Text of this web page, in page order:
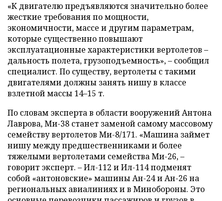
«К двигателю предъявляются значительно более
жесткие требования по мощности,
экономичности, массе и другим параметрам,
которые существенно повышают
эксплуатационные характеристики вертолетов –
дальность полета, грузоподъемность», – сообщил
специалист. По существу, вертолеты с такими
двигателями должны занять нишу в классе
взлетной массы 14–15 т.
По словам эксперта в области вооружений Антона
Лаврова, Ми-38 станет заменой самому массовому
семейству вертолетов Ми-8/171. «Машина займет
нишу между предшественниками и более
тяжелыми вертолетами семейства Ми-26, –
говорит эксперт. – Ил-112 и Ил-114 подменят
собой «антоновские» машины Ан-24 и Ан-26 на
региональных авиалиниях и в Минобороны. Это